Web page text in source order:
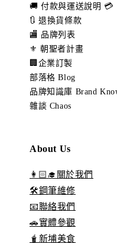
🚚 付款與運送說明 💳
🔃 退換貨條款
🏬 品牌列表
⚜️ 朝聖者計畫
🏢企業訂製
部落格 Blog
品牌知識庫 Brand
雜談 Chaos
About Us
👩🏻‍🎓關於我們
🛠️鋼筆維修
📧聯絡我們
🚗實體參觀
🧋新埔美食